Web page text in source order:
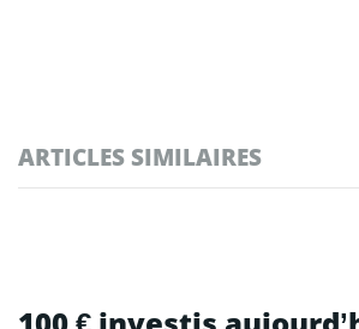
ARTICLES SIMILAIRES